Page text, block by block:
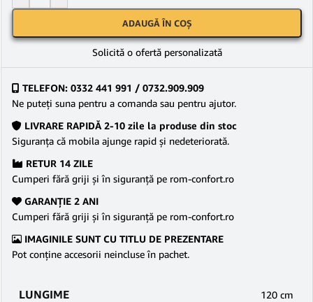
ADAUGĂ ÎN COȘ
Solicită o ofertă personalizată
TELEFON: 0332 441 991 / 0732.909.909
Ne puteţi suna pentru a comanda sau pentru ajutor.
LIVRARE RAPIDĂ 2-10 zile la produse din stoc
Siguranţa că mobila ajunge rapid şi nedeteriorată.
RETUR 14 ZILE
Cumperi fără griji şi în siguranţă pe rom-confort.ro
GARANŢIE 2 ANI
Cumperi fără griji şi în siguranţă pe rom-confort.ro
IMAGINILE SUNT CU TITLU DE PREZENTARE
Pot conține accesorii neincluse în pachet.
LUNGIME 120 cm